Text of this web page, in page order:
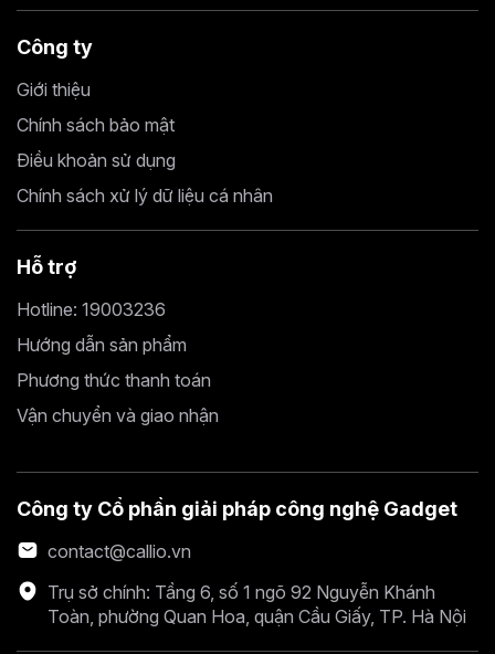
Công ty
Giới thiệu
Chính sách bảo mật
Điều khoản sử dụng
Chính sách xử lý dữ liệu cá nhân
Hỗ trợ
Hotline: 19003236
Hướng dẫn sản phẩm
Phương thức thanh toán
Vận chuyển và giao nhận
Công ty Cổ phần giải pháp công nghệ Gadget
contact@callio.vn
Trụ sở chính: Tầng 6, số 1 ngõ 92 Nguyễn Khánh
Toàn, phường Quan Hoa, quận Cầu Giấy, TP. Hà Nội